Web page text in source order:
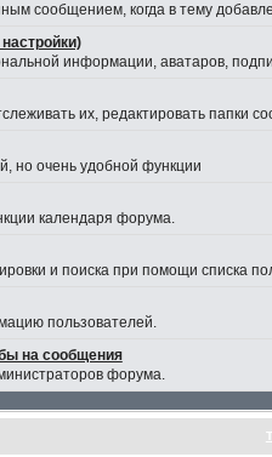
сообщением, когда в тему
информации, аватаров,
их, редактировать папки
но очень удобной функции
календаря форума.
и поиска при помощи списка
пользователей.
на сообщения
форума.